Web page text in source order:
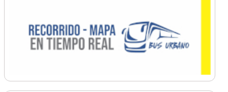
Ordenamiento
Promoción Social
Salud
Secretaría General